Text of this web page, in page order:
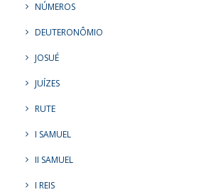
NÚMEROS
DEUTERONÔMIO
JOSUÉ
JUÍZES
RUTE
I SAMUEL
II SAMUEL
I REIS